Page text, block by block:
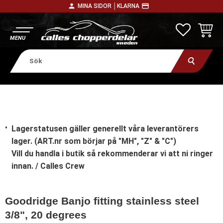
person MINA SIDOR │ KLARNA payment
Lagerstatusen gäller generellt våra leverantörers
lager. (ART.nr som börjar på "MH", "Z" & "C")
Vill du handla i butik så rekommenderar vi att ni ringer
innan. / Calles Crew
Goodridge Banjo fitting stainless steel
3/8", 20 degrees